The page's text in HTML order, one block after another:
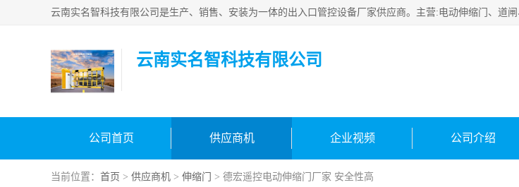
云南实名智科技有限公司
公司首页 供应商机 企业视频 公司介绍
当前位置： 首页 > 供应商机 > 伸缩门 > 德宏遥控电动伸缩门厂家 安全性高